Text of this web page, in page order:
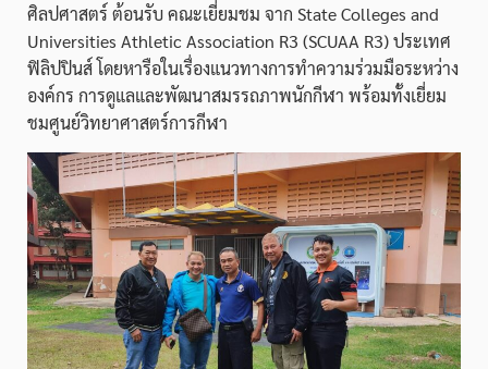
ศิลปศาสตร์ ต้อนรับ คณะเยี่ยมชม จาก State Colleges and
Universities Athletic Association R3 (SCUAA R3) ประเทศ
ฟิลิปปินส์ โดยหารือในเรื่องแนวทางการทำความร่วมมือระหว่าง
องค์กร การดูแลและพัฒนาสมรรถภาพนักกีฬา พร้อมทั้งเยี่ยม
ชมศูนย์วิทยาศาสตร์การกีฬา